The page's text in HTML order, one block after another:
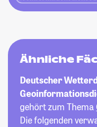
Ähnliche
Deutscher
gehört zum Thema
Die folgenden